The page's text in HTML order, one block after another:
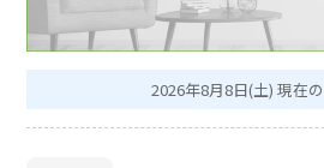
2026年8月8日(土) 現在